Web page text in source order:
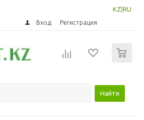
KZ RU
Вход Регистрация
Найти